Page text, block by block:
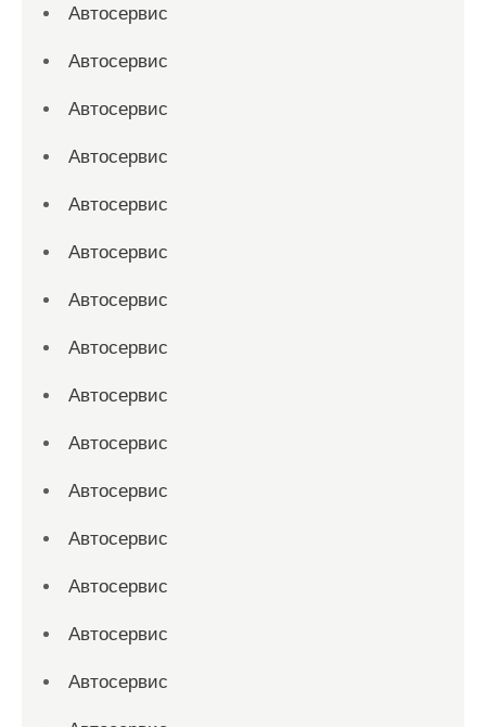
Автосервис
Автосервис
Автосервис
Автосервис
Автосервис
Автосервис
Автосервис
Автосервис
Автосервис
Автосервис
Автосервис
Автосервис
Автосервис
Автосервис
Автосервис